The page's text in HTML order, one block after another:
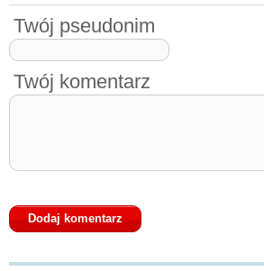
Twój pseudonim
Twój komentarz